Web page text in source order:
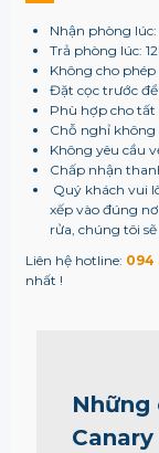
Nhận phòng
Trả phòng lúc:
Không cho
Đặt cọc trước
Phù hợp cho
Chỗ nghỉ không
Không yêu cầu
Chấp nhận
Quý khách vui
xếp vào đúng
rửa, chúng tôi
Liên hệ hotline: 094
nhất !
Những